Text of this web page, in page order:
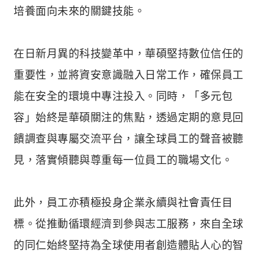
培養面向未來的關鍵技能。
在日新月異的科技變革中，華碩堅持數位信任的
重要性，並將資安意識融入日常工作，確保員工
能在安全的環境中專注投入。同時，「多元包
容」始終是華碩關注的焦點，透過定期的意見回
饋調查與專屬交流平台，讓全球員工的聲音被聽
見，落實傾聽與尊重每一位員工的職場文化。
此外，員工亦積極投身企業永續與社會責任目
標。從推動循環經濟到參與志工服務，來自全球
的同仁始終堅持為全球使用者創造體貼人心的智